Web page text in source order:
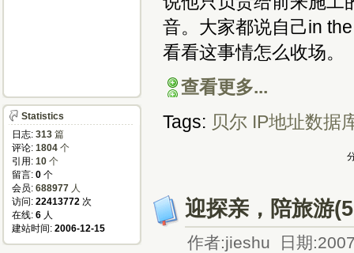
音。大家都说自己in
看看这事情怎么收场。
查看更多...
Tags: 贝尔 IP地址数据
迎探亲，陪旅游
作者:jieshu 日期
Statistics
日志: 313 篇
评论: 1804 个
引用: 10 个
留言: 0 个
会员: 688977 人
访问: 22413772 次
在线: 6 人
建站时间: 2006-12-15